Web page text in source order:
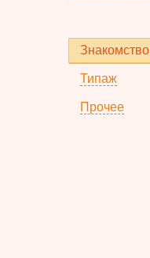
Знакомство
Типаж
Прочее